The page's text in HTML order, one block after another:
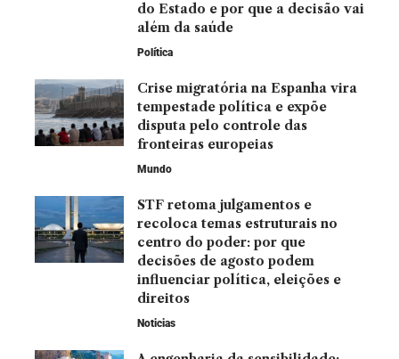
do Estado e por que a decisão vai
além da saúde
Política
Crise migratória na Espanha vira
tempestade política e expõe
disputa pelo controle das
fronteiras europeias
Mundo
STF retoma julgamentos e
recoloca temas estruturais no
centro do poder: por que
decisões de agosto podem
influenciar política, eleições e
direitos
Noticias